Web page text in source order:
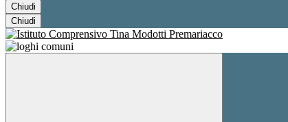
Chiudi
Chiudi